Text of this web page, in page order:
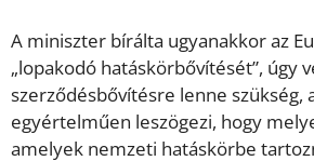
A miniszter bírálta ugyanakkor az
„lopakodó hatáskörbővítését”, úgy
szerződésbővítésre lenne szükség,
egyértelműen leszögezi, hogy
amelyek nemzeti hatáskörbe